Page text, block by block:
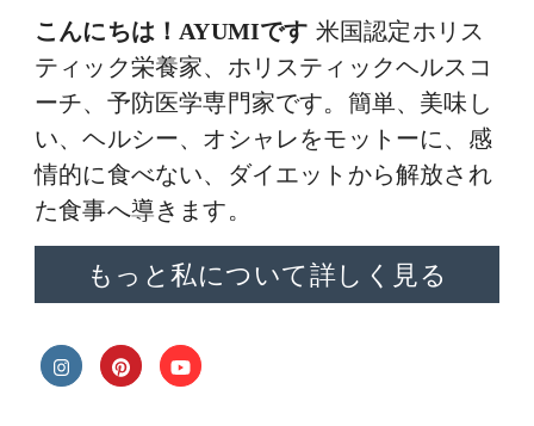
こんにちは！AYUMIです 米国認定ホリス
ティック栄養家、ホリスティックヘルスコ
ーチ、予防医学専門家です。簡単、美味し
い、ヘルシー、オシャレをモットーに、感
情的に食べない、ダイエットから解放され
た食事へ導きます。
もっと私について詳しく見る